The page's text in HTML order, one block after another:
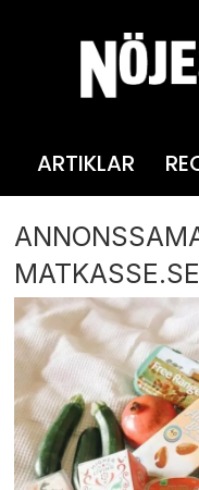
ARTIKLAR
MATKASSE.SE